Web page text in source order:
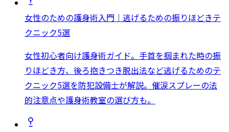
女性のための護身術入門｜逃げるための振りほどきテ
クニック5選
女性初心者向け護身術ガイド。手首を掴まれた時の振
りほどき方、後ろ抱きつき脱出法など逃げるためのテ
クニック5選を防犯設備士が解説。催涙スプレーの法
的注意点や護身術教室の選び方も。